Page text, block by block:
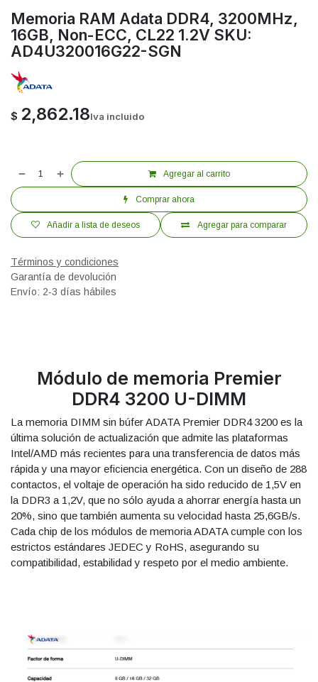
Memoria RAM Adata DDR4, 3200MHz,
16GB, Non-ECC, CL22 1.2V SKU:
AD4U320016G22-SGN
$ 2,862.18Iva incluido
Agregar al carrito
Comprar ahora
Agregar para comparar
Añadir a lista de deseos
Términos y condiciones
Garantía de devolución
Envío: 2-3 días hábiles
Módulo de memoria Premier
DDR4 3200 U-DIMM
La memoria DIMM sin búfer ADATA Premier DDR4 3200 es la
última solución de actualización que admite las plataformas
Intel/AMD más recientes para una transferencia de datos más
rápida y una mayor eficiencia energética. Con un diseño de 288
contactos, el voltaje de operación ha sido reducido de 1,5V en
la DDR3 a 1,2V, que no sólo ayuda a ahorrar energía hasta un
20%, sino que también aumenta su velocidad hasta 25,6GB/s.
Cada chip de los módulos de memoria ADATA cumple con los
estrictos estándares JEDEC y RoHS, asegurando su
compatibilidad, estabilidad y respeto por el medio ambiente.